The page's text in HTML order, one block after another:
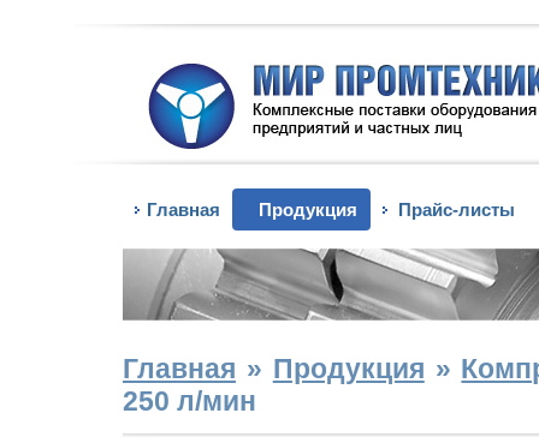
Главная Продукция Прайс-листы
Главная » Продукция »
250 л/мин